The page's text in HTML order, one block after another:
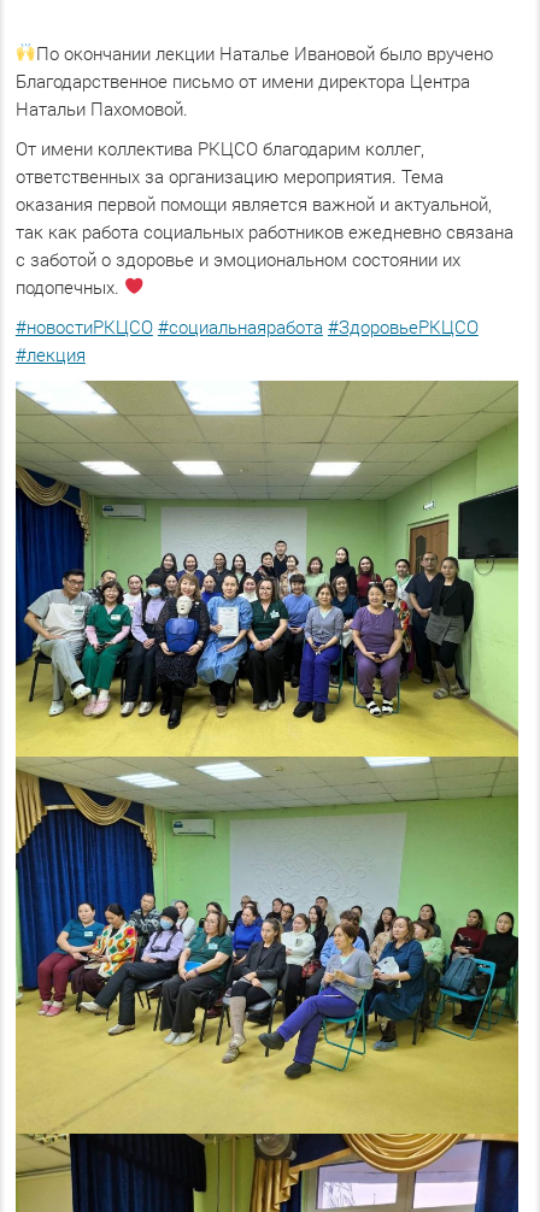
По окончании лекции Наталье Ивановой было вручено
Благодарственное письмо от имени директора Центра
Натальи Пахомовой.
От имени коллектива РКЦСО благодарим коллег,
ответственных за организацию мероприятия. Тема
оказания первой помощи является важной и актуальной,
так как работа социальных работников ежедневно связана
с заботой о здоровье и эмоциональном состоянии их
подопечных.
#новостиРКЦСО #социальнаяработа #ЗдоровьеРКЦСО
#лекция